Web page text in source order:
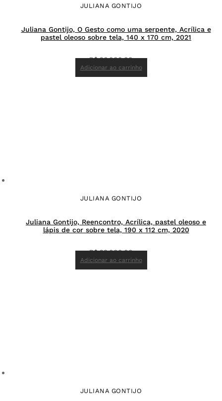
JULIANA GONTIJO
Juliana Gontijo, O Gesto como uma serpente, Acrílica e
pastel oleoso sobre tela, 140 x 170 cm, 2021
R$26.000,00
Adicionar ao carrinho
JULIANA GONTIJO
Juliana Gontijo, Reencontro, Acrílica, pastel oleoso e
lápis de cor sobre tela, 190 x 112 cm, 2020
R$23.000,00
Adicionar ao carrinho
JULIANA GONTIJO